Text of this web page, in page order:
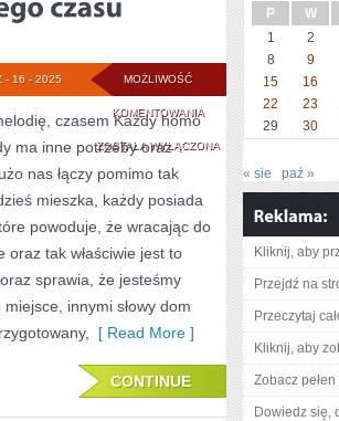
MOŻLIWOŚĆ
KOMENTOWANIAOD
WIARYGODNEGO
CZASU
NIEZMIERNIE
ZOSTAŁA WYŁĄCZONA
- 16 - 2025
czasem Każdy homo
ma inne potrzeby oraz
nas łączy pomimo tak
mieszka, każdy posiada
powoduje, że wracając do
oraz tak właściwie jest to
sprawia, że jesteśmy
innymi słowy dom
[ Read More ]
CONTINUE
P W
1
2
8
9
15
16
22
23
29
30
« sie paź »
Kliknij, aby
Przejdź na
Przeczytaj
Kliknij, aby
Zobacz
Dowiedz się,